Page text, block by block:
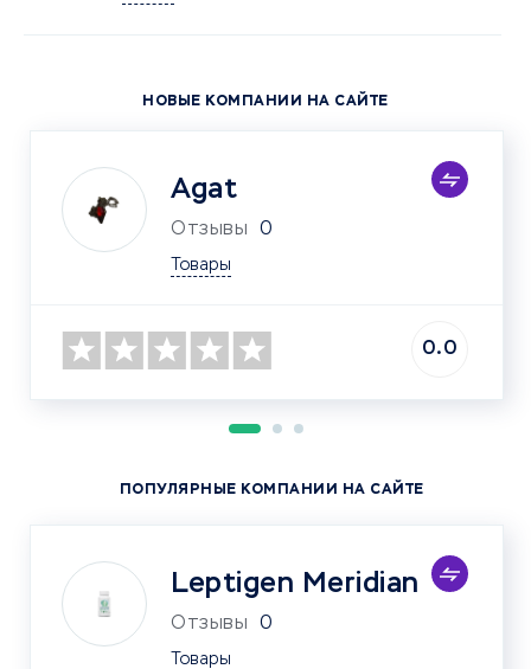
НОВЫЕ КОМПАНИИ НА САЙТЕ
Agat
Отзывы 0
Товары
0.0
ПОПУЛЯРНЫЕ КОМПАНИИ НА САЙТЕ
Leptigen Meridian
Отзывы 0
Товары